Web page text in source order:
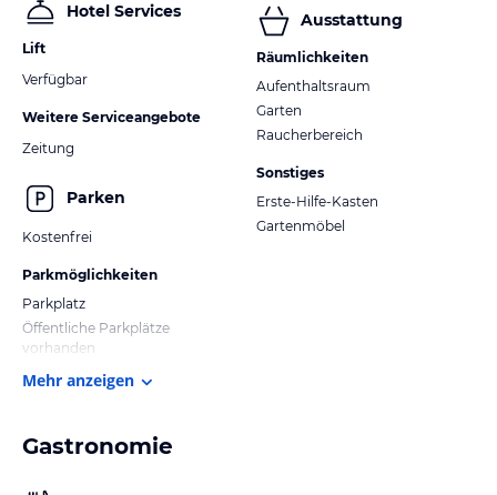
Hotel Services
Lift
Verfügbar
Weitere Serviceangebote
Zeitung
Parken
Kostenfrei
Parkmöglichkeiten
Parkplatz
Öffentliche Parkplätze
vorhanden
Ausstattung
Räumlichkeiten
Aufenthaltsraum
Garten
Raucherbereich
Sonstiges
Erste-Hilfe-Kasten
Gartenmöbel
Mehr anzeigen
Gastronomie